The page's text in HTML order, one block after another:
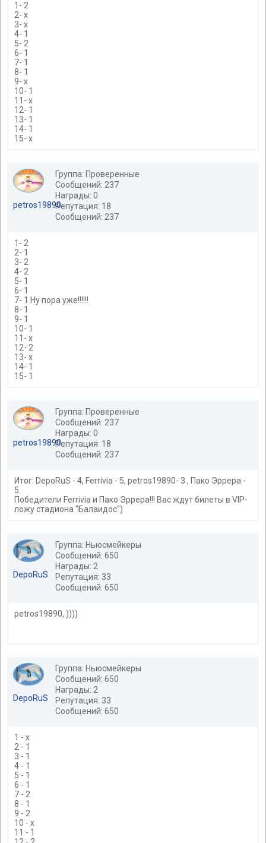
1- 2
2- х
3- х
4- 1
5- 2
6- 1
7- 1
8- 1
9- x
10- 1
11- x
12- 1
13- 1
14- 1
15- x
petros19890
Группа: Проверенные
Сообщений: 237
Награды: 0
Репутация: 18
Сообщений: 237
1- 2
2- 1
3- 2
4- 2
5- 1
6- 1
7- 1 Ну пора уже!!!!!!
8- 1
9- 1
10- 1
11- x
12- 2
13- x
14- 1
15- 1
petros19890
Группа: Проверенные
Сообщений: 237
Награды: 0
Репутация: 18
Сообщений: 237
Итог: DepoRuS - 4, Ferrivia - 5, petros19890- 3 , Пако Эррера -
5.
Победители Ferrivia и Пако Эррера!!! Вас ждут билеты в VIP-
ложу стадиона "Балаидос")
DepoRuS
Группа: Ньюсмейкеры
Сообщений: 650
Награды: 2
Репутация: 33
Сообщений: 650
petros19890, ))))
DepoRuS
Группа: Ньюсмейкеры
Сообщений: 650
Награды: 2
Репутация: 33
Сообщений: 650
1 - x
2 - 1
3 - 1
4 - 1
5 - 1
6 - 1
7 - 2
8 - 1
9 - 2
10 - x
11 - 1